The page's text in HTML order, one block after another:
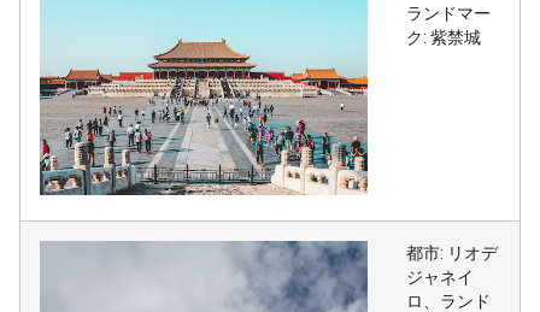
ランドマー
ク: 紫禁城
都市: リオデ
ジャネイ
ロ、ランド